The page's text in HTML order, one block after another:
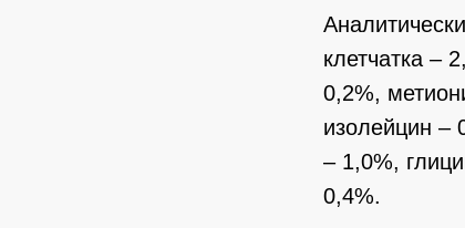
клетчатка –
0,2%,
изолейцин –
– 1,0%,
0,4%.